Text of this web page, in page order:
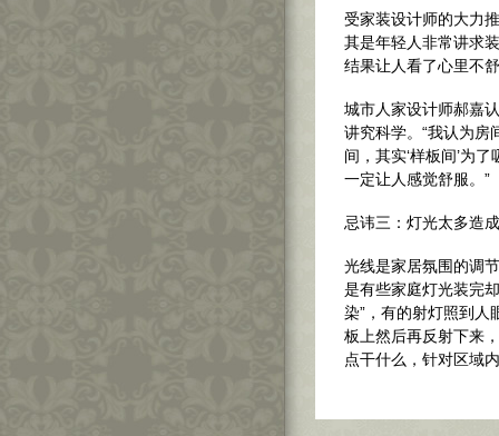
受家装设计师的大力
其是年轻人非常讲求
结果让人看了心里不
城市人家设计师郝嘉
讲究科学。“我认为房
间，其实‘样板间’为
一定让人感觉舒服。”
忌讳三：灯光太多造
光线是家居氛围的调
是有些家庭灯光装完
染”，有的射灯照到人
板上然后再反射下来
点干什么，针对区域